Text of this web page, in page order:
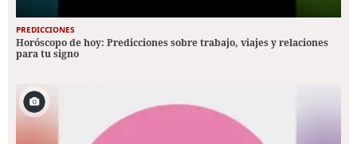
PREDICCIONES
Horóscopo de hoy: Predicciones sobre trabajo, viajes y relaciones
para tu signo